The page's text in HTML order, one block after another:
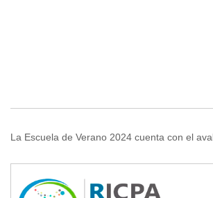
La Escuela de Verano 2024 cuenta con el